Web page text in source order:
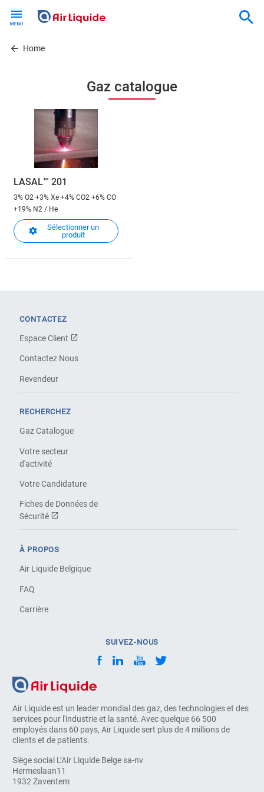
contentHome
Gaz catalogue
LASAL™ 201
3% O2 +3% Xe +4% CO2 +6% CO
+19% N2 / He
Sélectionner un
produit
Air Liquide est un leader mondial des gaz, des technologies et des
services pour l'industrie et la santé. Avec quelque 66 500
employés dans 60 pays, Air Liquide sert plus de 4 millions de
clients et de patients.
Siège social L’Air Liquide Belge sa-nv
Hermeslaan11
1932 Zaventem
CONTACTEZ
Espace Client
Contactez Nous
Revendeur
RECHERCHEZ
Gaz Catalogue
Votre secteur
d'activité
Votre Candidature
Fiches de Données de
Sécurité
À PROPOS
Air Liquide Belgique
FAQ
Carrière
SUIVEZ-NOUS